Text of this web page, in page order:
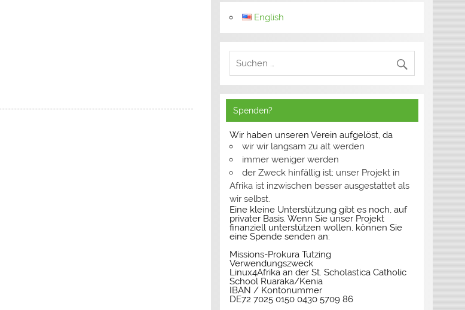
English
Spenden?
Wir haben unseren Verein aufgelöst, da
wir wir langsam zu alt werden
immer weniger werden
der Zweck hinfällig ist; unser Projekt in
Afrika ist inzwischen besser ausgestattet als
wir selbst.
Eine kleine Unterstützung gibt es noch, auf
privater Basis. Wenn Sie unser Projekt
finanziell unterstützen wollen, können Sie
eine Spende senden an:
Missions-Prokura Tutzing
Verwendungszweck
Linux4Afrika an der St. Scholastica Catholic
School Ruaraka/Kenia
IBAN / Kontonummer
DE72 7025 0150 0430 5709 86